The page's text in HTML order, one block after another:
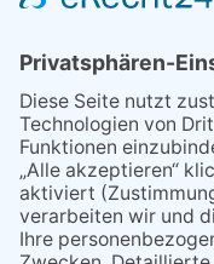
21.04.2026
11.03.2026
04.02.2026